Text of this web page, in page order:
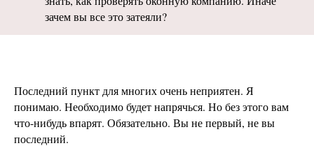
зачем вы все это затеяли?
Последний пункт для многих очень неприятен. Я
понимаю. Необходимо будет напрячься. Но без этого вам
что-нибудь впарят. Обязательно. Вы не первый, не вы
последний.